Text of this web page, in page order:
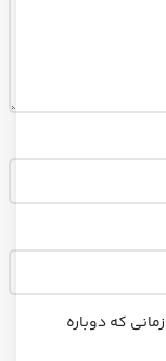
که دوباره